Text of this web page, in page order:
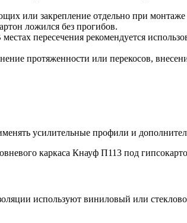
или закрепление отдельно при
ложился без прогибов.
пересечения рекомендуется
протяженности или перекосов,
усилительные профили и
используют виниловый или